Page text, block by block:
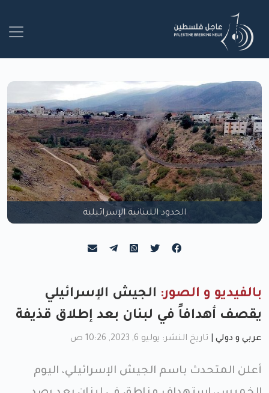
الحدود اللبنانية الإسرائيلية
بالفيديو و الصور: الجيش الإسرائيلي
يقصف أهدافاً في لبنان بعد إطلاق قذيفة
عربي و دولي تاريخ النشر: يوليو 6, 2023, 10:26 ص
أعلن المتحدث باسم الجيش الإسرائيلي، اليوم